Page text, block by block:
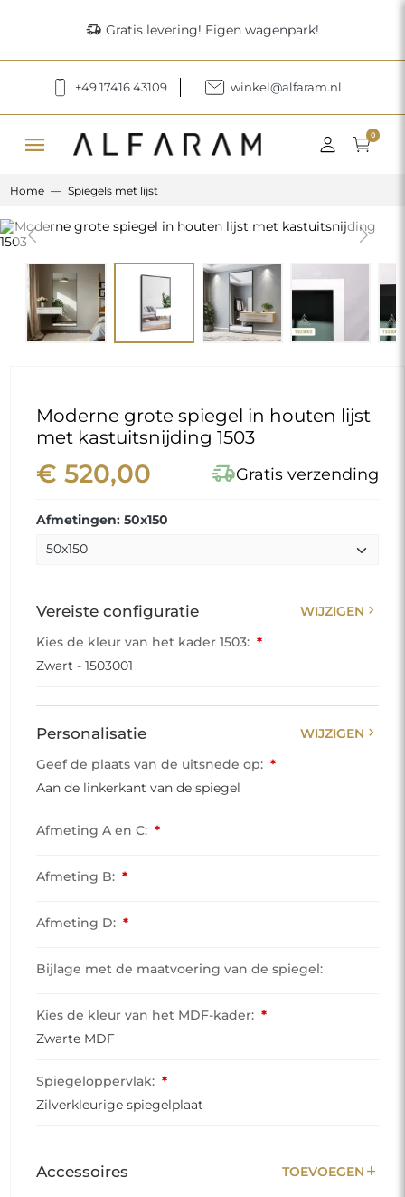
delivery_truck_speed Gratis levering! Eigen wagenpark!
+49 17416 43109 winkel@alfaram.nl
menu 0
Home Spiegels met lijst
Previous Next
Moderne grote spiegel in houten lijst
met kastuitsnijding 1503
€ 520,00 delivery_truck_speedGratis verzending
Afmetingen: 50x150
Vereiste configuratie WIJZIGEN chevron_right
Kies de kleur van het kader 1503: *
Zwart - 1503001
Personalisatie WIJZIGEN chevron_right
Geef de plaats van de uitsnede op: *
Aan de linkerkant van de spiegel
Afmeting A en C: *
Afmeting B: *
Afmeting D: *
Bijlage met de maatvoering van de spiegel:
Kies de kleur van het MDF-kader: *
Zwarte MDF
Spiegeloppervlak: *
Zilverkleurige spiegelplaat
Accessoires TOEVOEGEN add